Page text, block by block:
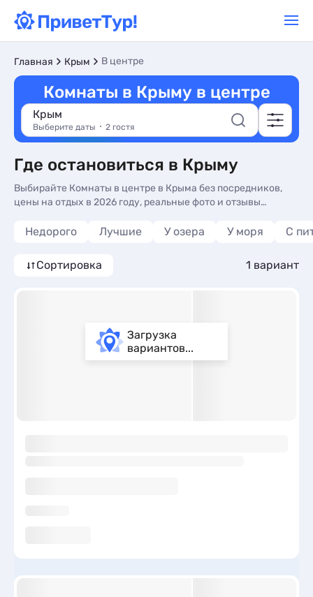
Главная Крым В центре
Комнаты в Крыму в центре
Крым
Выберите даты 2 гостя
Где остановиться в Крыму
Выбирайте Комнаты в центре в Крыма без посредников,
цены на отдых в 2026 году, реальные фото и отзывы
вариантов, от 5500 руб, жилье с кухней в номере, общей
Недорого Лучшие У озера У моря С
Сортировка 1 вариант
Загрузка
вариантов...